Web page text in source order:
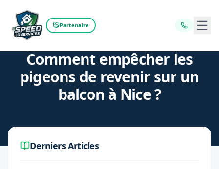
Partenaire
Retour au blog
Comment empêcher les
pigeons de revenir sur un
balcon à Nice ?
Derniers Articles